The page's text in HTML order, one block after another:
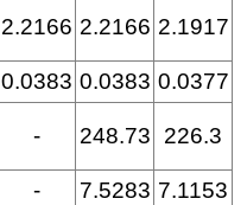
2.2166 2.2166 2.1917
0.0383 0.0383 0.0377
- 248.73 226.3
- 7.5283 7.1153